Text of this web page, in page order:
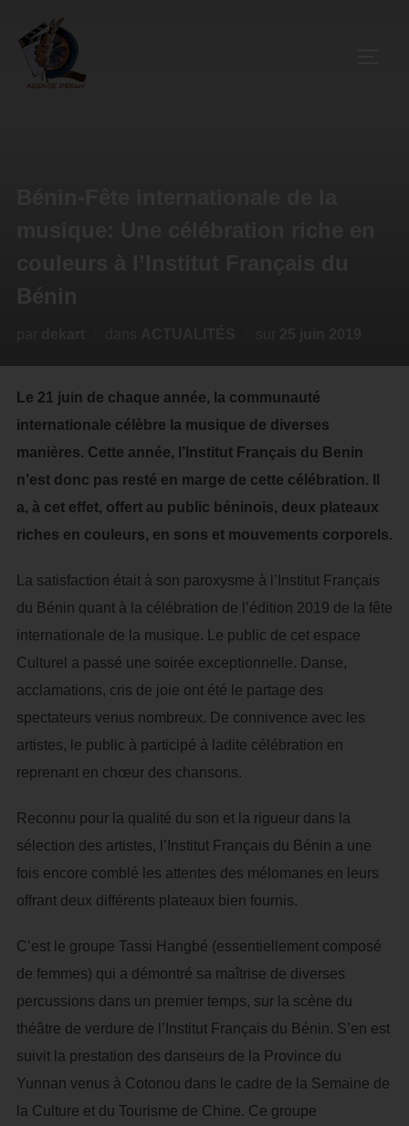
Le 21 juin de chaque année, la communauté
internationale célèbre la musique de diverses
manières. Cette année, l’Institut Français du Benin
n’est donc pas resté en marge de cette célébration. Il
a, à cet effet, offert au public béninois, deux plateaux
riches en couleurs, en sons et mouvements corporels.
La satisfaction était à son paroxysme à l’Institut Français
du Bénin quant à la célébration de l’édition 2019 de la fête
internationale de la musique. Le public de cet espace
Culturel a passé une soirée exceptionnelle. Danse,
acclamations, cris de joie ont été le partage des
spectateurs venus nombreux. De connivence avec les
artistes, le public à participé à ladite célébration en
reprenant en chœur des chansons.
Reconnu pour la qualité du son et la rigueur dans la
sélection des artistes, l’Institut Français du Bénin a une
fois encore comblé les attentes des mélomanes en leurs
offrant deux différents plateaux bien fournis.
C’est le groupe Tassi Hangbé (essentiellement composé
de femmes) qui a démontré sa maîtrise de diverses
percussions dans un premier temps, sur la scène du
théâtre de verdure de l’Institut Français du Bénin. S’en est
suivit la prestation des danseurs de la Province du
Yunnan venus à Cotonou dans le cadre de la Semaine de
la Culture et du Tourisme de Chine. Ce groupe